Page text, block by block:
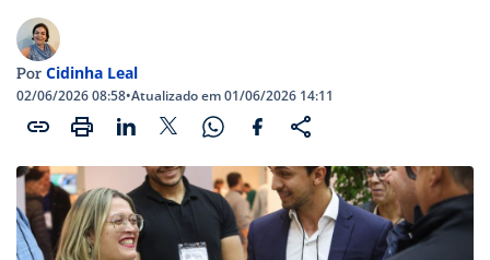
Por Cidinha Leal
02/06/2026 08:58•Atualizado em 01/06/2026 14:11